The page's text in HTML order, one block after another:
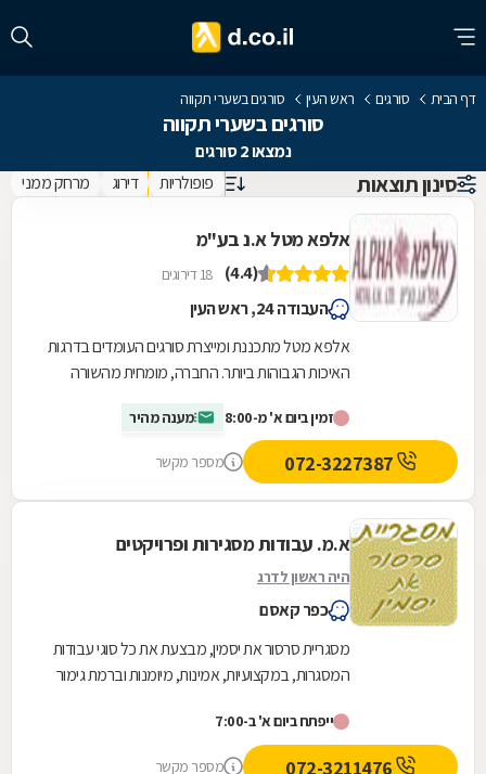
דף הבית סורגים ראש העין סורגים בשערי תקווה
סורגים בשערי תקווה
נמצאו 2 סורגים
סינון תוצאות פופולריות דירוג מרחק ממני
אלפא מטל א.נ בע"מ
(4.4) 18 דירוגים
העבודה 24, ראש העין
אלפא מטל מתכננת ומייצרת סורגים העומדים בדרגות
האיכות הגבוהות ביותר. החברה, מומחית מהשורה
מספקת...
זמין ביום א' מ-8:00 מענה מהיר
מספר מקשר
א.מ. עבודות מסגירות ופרויקטים
היה ראשון לדרג
כפר קאסם
מסגריית סרסור את יסמין, מבצעת את כל סוגי עבודות
המסגרות, במקצועיות, אמינות, מיומנות וברמת גימור
ייפתח ביום א' ב-7:00
מספר מקשר